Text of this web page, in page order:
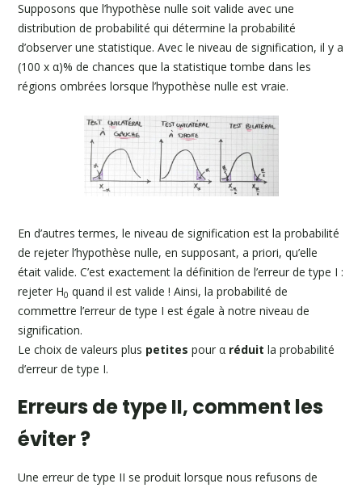
Supposons que l’hypothèse nulle soit valide avec une
distribution de probabilité qui détermine la probabilité
d’observer une statistique. Avec le niveau de signification, il y a
(100 x α)% de chances que la statistique tombe dans les
régions ombrées lorsque l’hypothèse nulle est vraie.
En d’autres termes, le niveau de signification est la probabilité
de rejeter l’hypothèse nulle, en supposant, a priori, qu’elle
était valide. C’est exactement la définition de l’erreur de type I :
rejeter H0 quand il est valide ! Ainsi, la probabilité de
commettre l’erreur de type I est égale à notre niveau de
signification.
Le choix de valeurs plus petites pour α réduit la probabilité
d’erreur de type I.
Erreurs de type II, comment les
éviter ?
Une erreur de type II se produit lorsque nous refusons de